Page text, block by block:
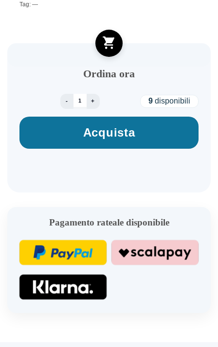
Tag: —
Ordina ora
MOBILE PHONE FORT 1/4/128GB BLACK
9 disponibili
Acquista
Pagamento rateale disponibile